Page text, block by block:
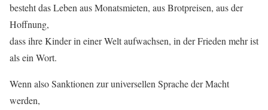
besteht das Leben aus Monatsmieten, aus Brotpreisen, aus der
Hoffnung,
dass ihre Kinder in einer Welt aufwachsen, in der Frieden mehr ist
als ein Wort.
Wenn also Sanktionen zur universellen Sprache der Macht
werden,